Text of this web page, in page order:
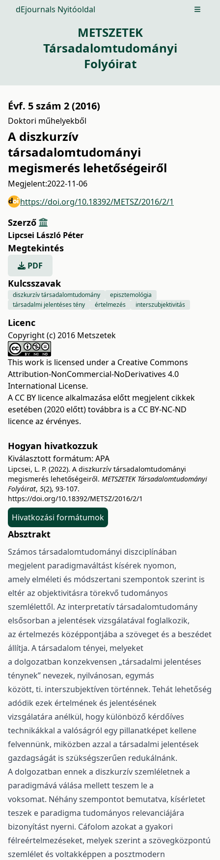
dEjournals Nyitóoldal Open
METSZETEK
Társadalomtudományi
Folyóirat
Évf. 5 szám 2 (2016)
Doktori műhelyekből
A diszkurzív
társadalomtudományi
megismerés lehetőségeiről
Megjelent:2022-11-06
https://doi.org/10.18392/METSZ/2016/2/1
Szerző
Lipcsei László Péter
Megtekintés
PDF
Kulcsszavak
diszkurzív társadalomtudomány
episztemológia
társadalmi jelentéses tény
értelmezés interszubjektivitás
Licenc
Copyright (c) 2016 Metszetek
This work is licensed under a Creative Commons
Attribution-NonCommercial-NoDerivatives 4.0
International License.
A CC BY licence alkalmazása előtt megjelent cikkek
esetében (2020 előtt) továbbra is a CC BY-NC-ND
licence az érvényes.
Hogyan hivatkozzuk
Kiválasztott formátum: APA
Lipcsei, L. P. (2022). A diszkurzív társadalomtudományi
megismerés lehetőségeiről. METSZETEK Társadalomtudományi
Folyóirat, 5(2), 93-107.
https://doi.org/10.18392/METSZ/2016/2/1
Hivatkozási formátumok
Absztrakt
Számos társadalomtudományi diszciplínában
megjelent paradigmaváltást kísérek nyomon,
amely elméleti és módszertani szempontok szerint is
eltér az objektivitásra törekvő tudományos
szemlélettől. Az interpretatív társadalomtudomány
elsősorban a jelentések vizsgálatával foglalkozik,
az értelmezés középpontjába a szöveget és a beszédet
állítja. A társadalom tényei, melyeket
a dolgozatban konzekvensen „társadalmi jelentéses
ténynek” nevezek, nyilvánosan, egymás
között, ti. interszubjektíven történnek. Tehát lehetőség
adódik ezek értelmének és jelentésének
vizsgálatára anélkül, hogy különböző kérdőíves
technikákkal a valóságról egy pillanatképet kellene
felvennünk, miközben azzal a társadalmi jelentések
gazdagságát is szükségszerűen redukálnánk.
A dolgozatban ennek a diszkurzív szemléletnek a
paradigmává válása mellett teszem le a
voksomat. Néhány szempontot bemutatva, kísérletet
teszek e paradigma tudományos relevanciájára
bizonyítást nyerni. Cáfolom azokat a gyakori
félreértelmezéseket, melyek szerint a szövegközpontú
szemlélet és voltakképpen a posztmodern